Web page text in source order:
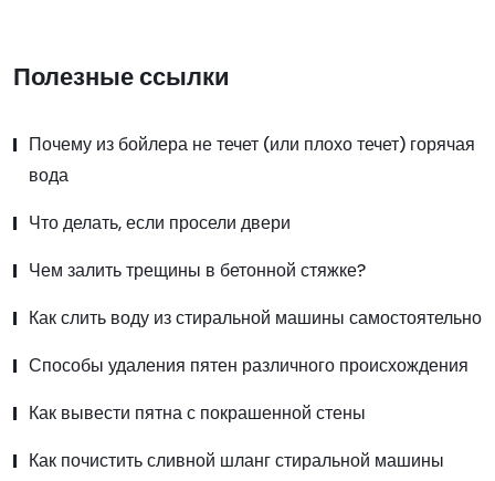
Полезные ссылки
Почему из бойлера не течет (или плохо течет) горячая
вода
Что делать, если просели двери
Чем залить трещины в бетонной стяжке?
Как слить воду из стиральной машины самостоятельно
Способы удаления пятен различного происхождения
Как вывести пятна с покрашенной стены
Как почистить сливной шланг стиральной машины